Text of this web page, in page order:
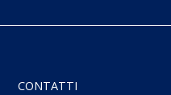
CONTATTI